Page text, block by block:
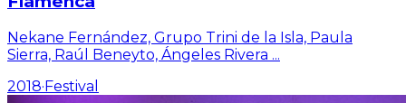
Nekane Fernández, Grupo Trini de la Isla, Paula
Sierra, Raúl Beneyto, Ángeles Rivera ...
2018·Festival